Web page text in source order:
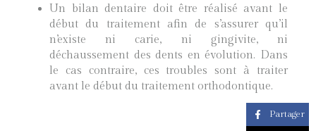
Un bilan dentaire doit être réalisé avant le
début du traitement afin de s’assurer qu’il
n’existe ni carie, ni gingivite, ni
déchaussement des dents en évolution. Dans
le cas contraire, ces troubles sont à traiter
avant le début du traitement orthodontique.
Partager